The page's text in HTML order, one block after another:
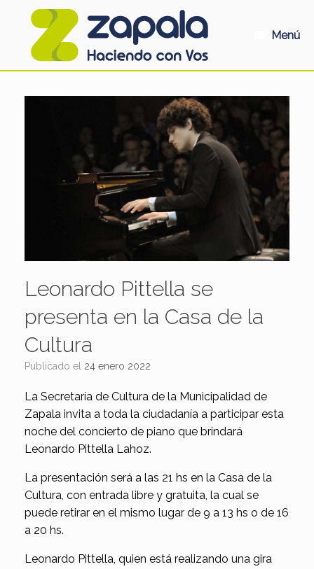
Menú
Leonardo Pittella se
presenta en la Casa de la
Cultura
Publicado el 24 enero 2022
La Secretaría de Cultura de la Municipalidad de
Zapala invita a toda la ciudadanía a participar esta
noche del concierto de piano que brindará
Leonardo Pittella Lahoz.
La presentación será a las 21 hs en la Casa de la
Cultura, con entrada libre y gratuita, la cual se
puede retirar en el mismo lugar de 9 a 13 hs o de 16
a 20 hs.
Leonardo Pittella, quien está realizando una gira